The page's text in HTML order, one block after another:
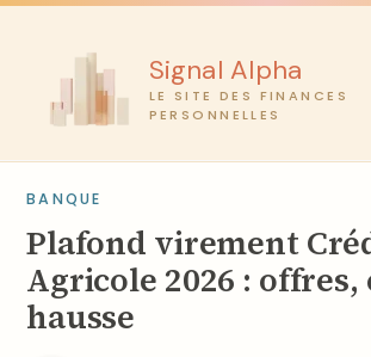
Aller
Signal Alpha
LE SITE DES FINANCES
PERSONNELLES
BANQUE
Plafond virement
Agricole 2026 : offres,
hausse